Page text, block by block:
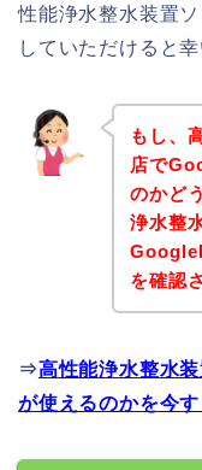
性能浄水整水装置
していただけると幸
もし、
店で
のかど
浄水整
を確認
⇒高性能浄水整水
が使えるのかを今